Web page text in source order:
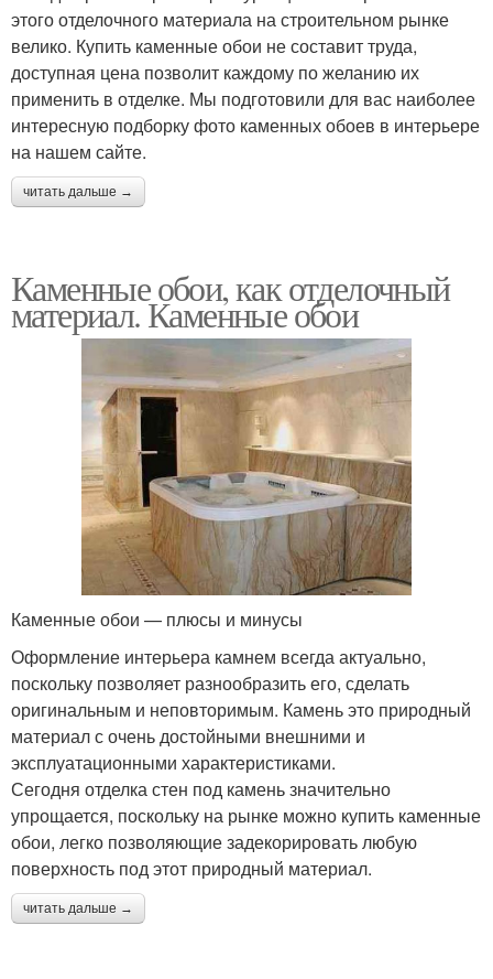
этого отделочного материала на строительном рынке
велико. Купить каменные обои не составит труда,
доступная цена позволит каждому по желанию их
применить в отделке. Мы подготовили для вас наиболее
интересную подборку фото каменных обоев в интерьере
на нашем сайте.
читать дальше →
Каменные обои, как отделочный
материал. Каменные обои
Каменные обои — плюсы и минусы
Оформление интерьера камнем всегда актуально,
поскольку позволяет разнообразить его, сделать
оригинальным и неповторимым. Камень это природный
материал с очень достойными внешними и
эксплуатационными характеристиками.
Сегодня отделка стен под камень значительно
упрощается, поскольку на рынке можно купить каменные
обои, легко позволяющие задекорировать любую
поверхность под этот природный материал.
читать дальше →